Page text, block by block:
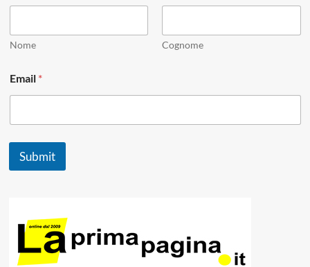
Nome Cognome
a
m
m
E
Email *
Submit